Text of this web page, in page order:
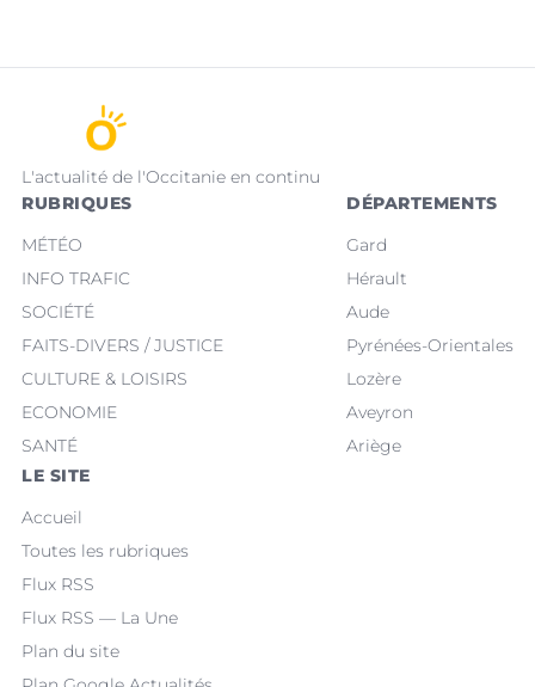
L'actualité de l'Occitanie en continu
RUBRIQUES
MÉTÉO
INFO TRAFIC
SOCIÉTÉ
FAITS-DIVERS / JUSTICE
CULTURE & LOISIRS
ECONOMIE
SANTÉ
DÉPARTEMENTS
Gard
Hérault
Aude
Pyrénées-Orientales
Lozère
Aveyron
Ariège
LE SITE
Accueil
Toutes les rubriques
Flux RSS
Flux RSS — La Une
Plan du site